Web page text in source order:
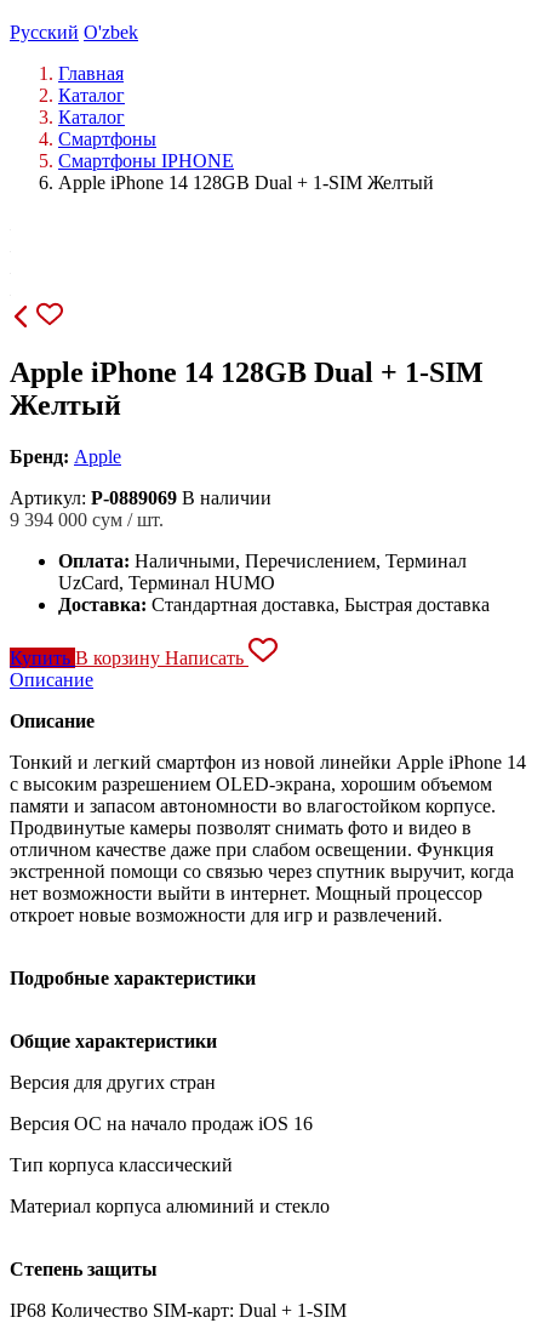
Русский O'zbek
Главная
Каталог
Каталог
Смартфоны
Смартфоны IPHONE
Apple iPhone 14 128GB Dual + 1-SIM Желтый
Apple iPhone 14 128GB Dual + 1-SIM
Желтый
Бренд: Apple
Артикул: P-0889069 В наличии
9 394 000 сум / шт.
Оплата: Наличными, Перечислением, Терминал
UzCard, Терминал HUMO
Доставка: Стандартная доставка, Быстрая доставка
Купить В корзину Написать
Описание
Описание
Тонкий и легкий смартфон из новой линейки Apple iPhone 14
с высоким разрешением OLED-экрана, хорошим объемом
памяти и запасом автономности во влагостойком корпусе.
Продвинутые камеры позволят снимать фото и видео в
отличном качестве даже при слабом освещении. Функция
экстренной помощи со связью через спутник выручит, когда
нет возможности выйти в интернет. Мощный процессор
откроет новые возможности для игр и развлечений.
Подробные характеристики
Общие характеристики
Версия для других стран
Версия ОС на начало продаж iOS 16
Тип корпуса классический
Материал корпуса алюминий и стекло
Степень защиты
IP68 Количество SIM-карт: Dual + 1-SIM